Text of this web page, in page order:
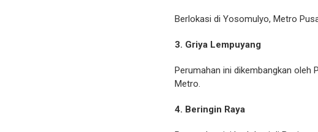
Berlokasi di Yosomulyo, Metro
3. Griya Lempuyang
Perumahan ini dikembangkan oleh
Metro.
4. Beringin Raya